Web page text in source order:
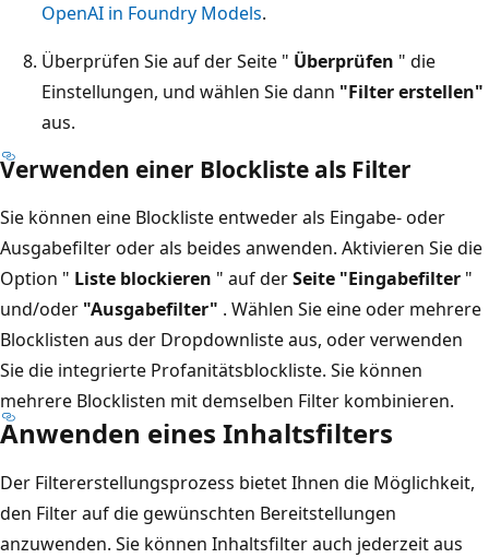
OpenAI in Foundry Models.
Überprüfen Sie auf der Seite " Überprüfen " die
Einstellungen, und wählen Sie dann "Filter erstellen"
aus.
Verwenden einer Blockliste als Filter
Sie können eine Blockliste entweder als Eingabe- oder
Ausgabefilter oder als beides anwenden. Aktivieren Sie die
Option " Liste blockieren " auf derSeite "Eingabefilter "
und/oder "Ausgabefilter" . Wählen Sie eine oder mehrere
Blocklisten aus der Dropdownliste aus, oder verwenden
Sie die integrierte Profanitätsblockliste. Sie können
mehrere Blocklisten mit demselben Filter kombinieren.
Anwenden eines Inhaltsfilters
Der Filtererstellungsprozess bietet Ihnen die Möglichkeit,
den Filter auf die gewünschten Bereitstellungen
anzuwenden. Sie können Inhaltsfilter auch jederzeit aus